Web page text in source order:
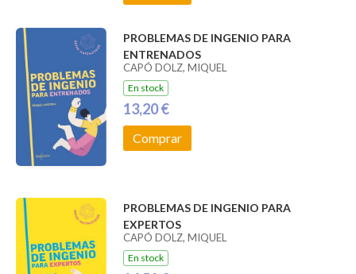
PROBLEMAS DE INGENIO PARA
ENTRENADOS
CAPÓ DOLZ, MIQUEL
En stock
13,20 €
Comprar
PROBLEMAS DE INGENIO PARA
EXPERTOS
CAPÓ DOLZ, MIQUEL
En stock